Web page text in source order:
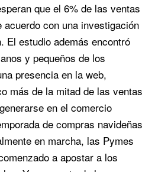
que el 6% de las ventas
acuerdo con una investigación
El estudio además encontró
y pequeños de los
presencia en la web,
más de la mitad de las ventas
en el comercio
de compras navideñas
en marcha, las Pymes
a apostar a los